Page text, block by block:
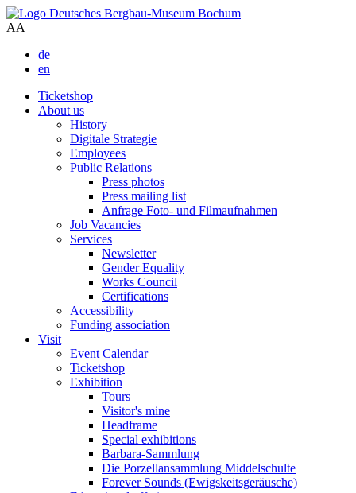
AA
de
en
Ticketshop
About us
History
Digitale Strategie
Employees
Public Relations
Press photos
Press mailing list
Anfrage Foto- und Filmaufnahmen
Job Vacancies
Services
Newsletter
Gender Equality
Works Council
Certifications
Accessibility
Funding association
Visit
Event Calendar
Ticketshop
Exhibition
Tours
Visitor's mine
Headframe
Special exhibitions
Barbara-Sammlung
Die Porzellansammlung Middelschulte
Forever Sounds (Ewigskeitsgeräusche)